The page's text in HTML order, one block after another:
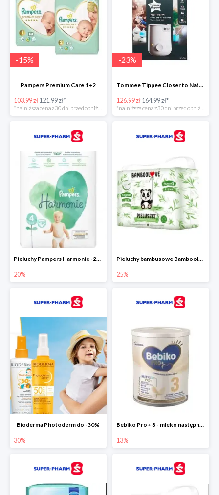
-15%
Pampers Premium Care 1+2
103.99 zł121.99 zł*
*najniższa cena z 30 dni przed obniżką
-23%
Tommee Tippee Closer to Nature - elektryczny podgrzewacz butelek i pokarmu
126.99 zł164.99 zł*
*najniższa cena z 30 dni przed obniżką
Pieluchy Pampers Harmonie -20%
20%
Pieluchy bambusowe Bamboolove S -25%
25%
Bioderma Photoderm do -30%
30%
Bebiko Pro+ 3 - mleko następne dla dzieci -13%
13%